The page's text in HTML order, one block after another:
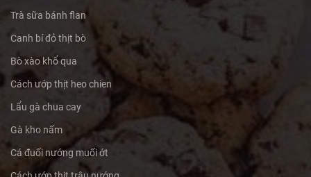
Trà sữa bánh flan
Canh bí đỏ thịt bò
Bò xào khổ qua
Cách ướp thịt heo chien
Lẩu gà chua cay
Gà kho nấm
Cá đuối nướng muối ớt